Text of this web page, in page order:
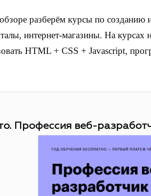
разберём курсы по созданию
интернет-магазины. На курсах
HTML + CSS + Javascript,
Профессия веб-